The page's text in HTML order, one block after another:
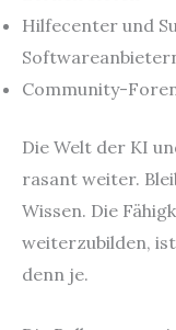
Hilfecenter und
Community-
Die Welt der KI
rasant weiter.
Wissen. Die
weiterzubilden,
denn je.